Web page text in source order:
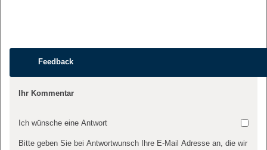
Feedback
Ihr Kommentar
Ich wünsche eine Antwort
Bitte geben Sie bei Antwortwunsch Ihre E-Mail Adresse an, die wir